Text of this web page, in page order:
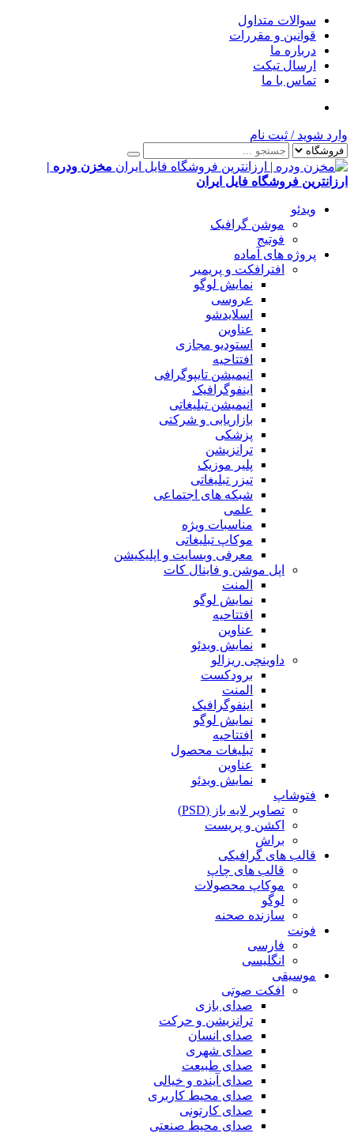
سوالات متداول
قوانین و مقررات
درباره ما
ارسال تیکت
تماس با ما
وارد شوید / ثبت نام
مخزن ودره |
ارزانترین فروشگاه فایل ایران
ویدئو
موشن گرافیک
فوتیج
پروژه های آماده
افترافکت و پریمیر
نمایش لوگو
عروسی
اسلایدشو
عناوین
استودیو مجازی
افتتاحیه
انیمیشن تایپوگرافی
اینفوگرافیک
انیمیشن تبلیغاتی
بازاریابی و شرکتی
پزشکی
ترانزیشن
پلیر موزیک
تیزر تبلیغاتی
شبکه های اجتماعی
علمی
مناسبات ویژه
موکاپ تبلیغاتی
معرفی وبسایت و اپلیکیشن
اپل موشن و فاینال کات
المنت
نمایش لوگو
افتتاحیه
عناوین
نمایش ویدئو
داوینچی ریزالو
برودکست
المنت
اینفوگرافیک
نمایش لوگو
افتتاحیه
تبلیغات محصول
عناوین
نمایش ویدئو
فتوشاپ
تصاویر لایه باز (PSD)
اکشن و پریست
براش
قالب های گرافیکی
قالب های چاپ
موکاپ محصولات
لوگو
سازنده صحنه
فونت
فارسی
انگلیسی
موسیقی
افکت صوتی
صدای بازی
ترانزیشن و حرکت
صدای انسان
صدای شهری
صدای طبیعت
صدای آینده و خیالی
صدای محیط کاربری
صدای کارتونی
صدای محیط صنعتی